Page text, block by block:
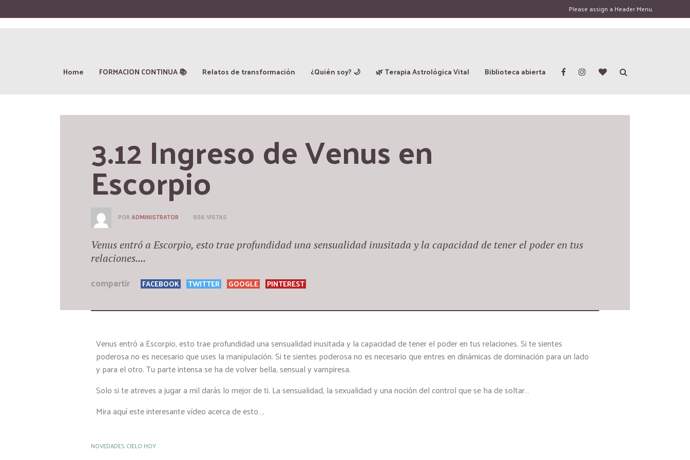
Please assign a Header Menu.
Home FORMACION CONTINUA 📚 Relatos de transformación ¿Quién soy? 🌙 🌿 Terapia Astrológica Vital Biblioteca abierta
3.12 Ingreso de Venus en
Escorpio
POR ADMINISTRATOR 936 VISTAS
Venus entró a Escorpio, esto trae profundidad una sensualidad inusitada y la capacidad de tener el poder en tus
relaciones....
compartir FACEBOOK TWITTER GOOGLE PINTEREST
Venus entró a Escorpio, esto trae profundidad una sensualidad inusitada y la capacidad de tener el poder en tus relaciones. Si te sientes
poderosa no es necesario que uses la manipulación. Si te sientes poderosa no es necesario que entres en dinámicas de dominación para un lado
y para el otro. Tu parte intensa se ha de volver bella, sensual y vampiresa.
Solo si te atreves a jugar a mil darás lo mejor de ti. La sensualidad, la sexualidad y una noción del control que se ha de soltar…
Mira aquí este interesante vídeo acerca de esto….
NOVEDADES CIELO HOY